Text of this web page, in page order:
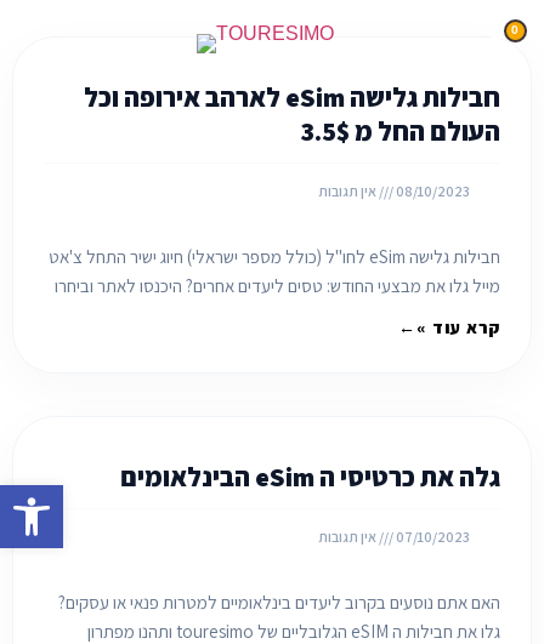
0
חבילות גלישה eSim לארהב אירופה וכל
העולם החל מ 3.5$
08/10/2023 אין תגובות
חבילות גלישה eSim לחו"ל (כולל מספר ישראלי) חיוג ישיר התחל צ'אט
מייל גלו את מבצעי החודש: טסים ליעדים אחרים? היכנסו לאתר וביחרו
קרא עוד »
גלה את כרטיסי ה eSim הבינלאומים
07/10/2023 אין תגובות
האם אתם נוסעים בקרוב ליעדים בינלאומיים למטרות פנאי או עסקים?
גלו את חבילות ה eSIM הגלובליים של touresimo ותהנו מפתרון